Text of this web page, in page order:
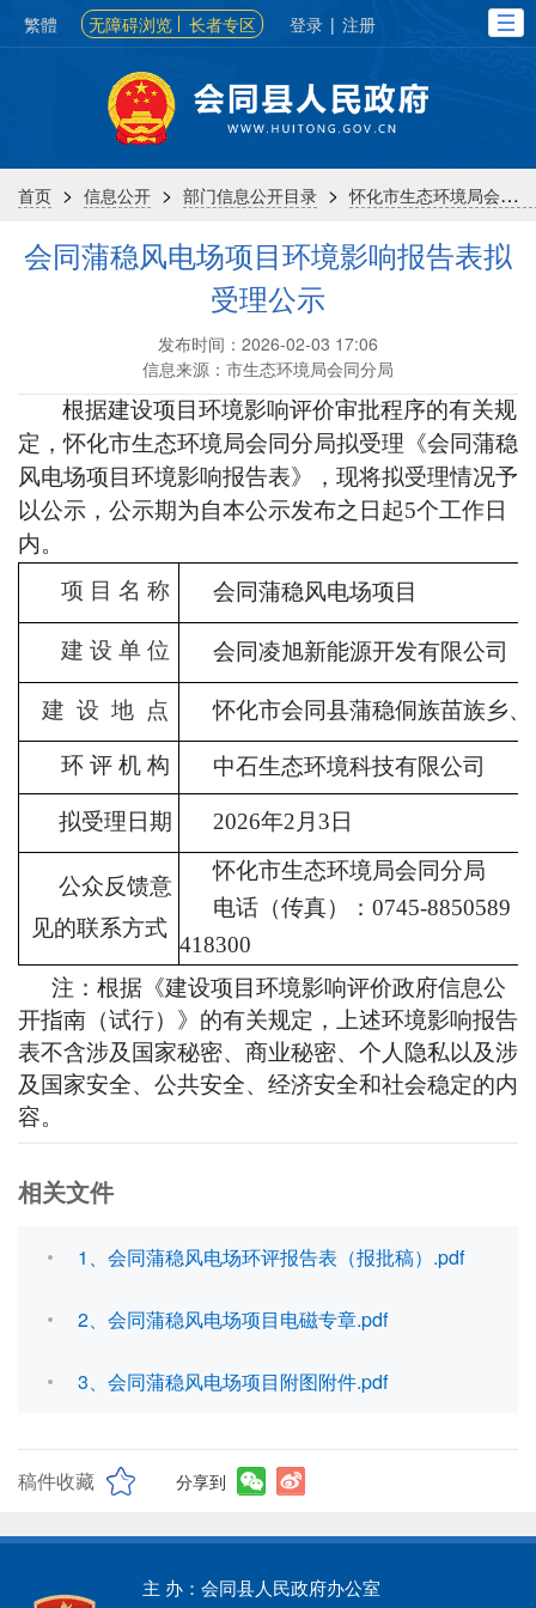
繁體 无障碍浏览 长者专区 登录 | 注册
首页 > 信息公开 > 部门信息公开目录 > 怀化市生态环境局会同分局
会同蒲稳风电场项目环境影响报告表拟
受理公示
发布时间：2026-02-03 17:06
信息来源：市生态环境局会同分局
根据建设项目环境影响评价审批程序的有关规
定，怀化市生态环境局会同分局拟受理《会同蒲稳
风电场项目环境影响报告表》，现将拟受理情况予
以公示，公示期为自本公示发布之日起5个工作日
内。
项 目 名 称
会同蒲稳风电场项目
建 设 单 位 会同凌旭新能源开发有限公司
建 设 地 点 怀化市会同县蒲稳侗族苗族乡
环 评 机 构 中石生态环境科技有限公司
拟受理日期 2026年2月3日
公众反馈意
见的联系方式
怀化市生态环境局会同分局
电话（传真）：0745-
418300
注：根据《建设项目环境影响评价政府信息公
开指南（试行）》的有关规定，上述环境影响报告
表不含涉及国家秘密、商业秘密、个人隐私以及涉
及国家安全、公共安全、经济安全和社会稳定的内
容。
相关文件
1、会同蒲稳风电场环评报告表（报批稿）.pdf
2、会同蒲稳风电场项目电磁专章.pdf
3、会同蒲稳风电场项目附图附件.pdf
稿件收藏 分享到
主 办：会同县人民政府办公室